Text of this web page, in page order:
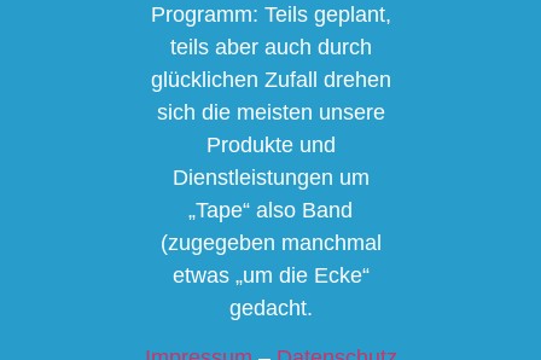
Programm: Teils geplant,
teils aber auch durch
glücklichen Zufall drehen
sich die meisten unsere
Produkte und
Dienstleistungen um
„Tape“ also Band
(zugegeben manchmal
etwas „um die Ecke“
gedacht.